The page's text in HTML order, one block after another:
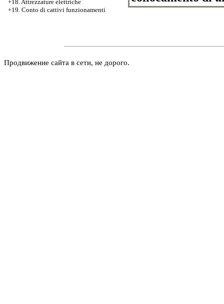
+18. Attrezzature elettriche
+19. Conto di cattivi funzionamenti
Продвижение сайта в сети, не дорого.